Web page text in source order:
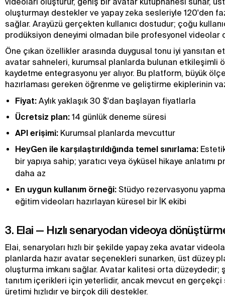
oluşturmayı destekler ve yapay zeka sesleriyle 120'den
sağlar. Arayüzü gerçekten kullanıcı dostudur; çoğu
prodüksiyon deneyimi olmadan bile profesyonel videolar
Öne çıkan özellikler arasında duygusal tonu iyi yansıtan
avatar sahneleri, kurumsal planlarda bulunan etkileşimli
kaydetme entegrasyonu yer alıyor. Bu platform, büyük
hazırlaması gereken öğrenme ve geliştirme ekiplerinin
Fiyat: Aylık yaklaşık 30 $'dan başlayan fiyatlarla
Ücretsiz plan: 14 günlük deneme süresi
API erişimi: Kurumsal planlarda mevcuttur
HeyGen ile karşılaştırıldığında temel sınırlama:
bir yapıya sahip; yaratıcı veya öyküsel hikaye anlatımı
daha az
En uygun kullanım örneği: Stüdyo rezervasyonu
eğitim videoları hazırlayan küresel bir İK ekibi
3. Elai — Hızlı senaryodan videoya
Elai, senaryoları hızlı bir şekilde yapay zeka avatar
planlarda hazır avatar seçenekleri sunarken, üst düzey
oluşturma imkanı sağlar. Avatar kalitesi orta düzeydedir;
tanıtım içerikleri için yeterlidir, ancak mevcut en
üretimi hızlıdır ve birçok dili destekler.